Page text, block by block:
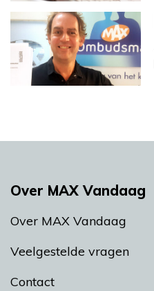
Over MAX Vandaag
Over MAX Vandaag
Veelgestelde vragen
Contact